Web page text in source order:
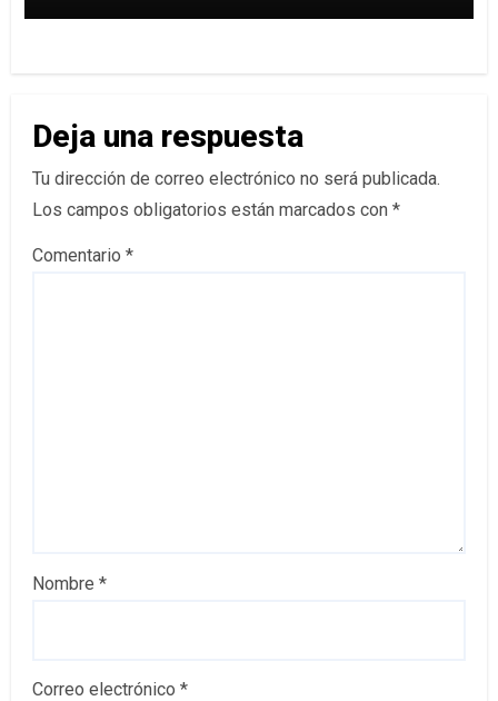
Deja una respuesta
Tu dirección de correo electrónico no será publicada.
Los campos obligatorios están marcados con *
Comentario *
Nombre *
Correo electrónico *